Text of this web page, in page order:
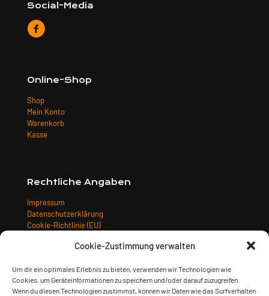
Cookie-Zustimmung verwalten
Um dir ein optimales Erlebnis zu bieten, verwenden wir Technologien wie
Cookies, um Geräteinformationen zu speichern und/oder darauf zuzugreifen.
Wenn du diesen Technologien zustimmst, können wir Daten wie das Surfverhalten
Social-Media
Online-Shop
Shop
Mein Konto
Warenkorb
Kasse
Rechtliche Angaben
Impressum
Datenschutzerklärung
Cookie-Richtlinie (EU)
Widerrufsbelehrung
Zahlungsarten